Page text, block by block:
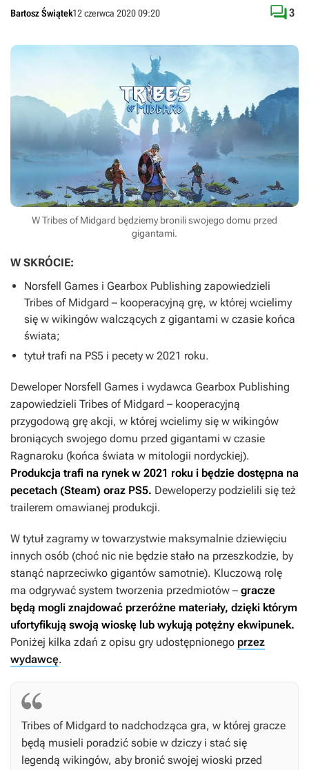
Bartosz Świątek12 czerwca 2020 09:20 3
W Tribes of Midgard będziemy bronili swojego domu przed
gigantami.
W SKRÓCIE:
Norsfell Games i Gearbox Publishing zapowiedzieli
Tribes of Midgard – kooperacyjną grę, w której wcielimy
się w wikingów walczących z gigantami w czasie końca
świata;
tytuł trafi na PS5 i pecety w 2021 roku.
Deweloper Norsfell Games i wydawca Gearbox Publishing
zapowiedzieli Tribes of Midgard – kooperacyjną
przygodową grę akcji, w której wcielimy się w wikingów
broniących swojego domu przed gigantami w czasie
Ragnaroku (końca świata w mitologii nordyckiej).
Produkcja trafi na rynek w 2021 roku i będzie dostępna na
pecetach (Steam) oraz PS5. Deweloperzy podzielili się też
trailerem omawianej produkcji.
W tytuł zagramy w towarzystwie maksymalnie dziewięciu
innych osób (choć nic nie będzie stało na przeszkodzie, by
stanąć naprzeciwko gigantów samotnie). Kluczową rolę
ma odgrywać system tworzenia przedmiotów – gracze
będą mogli znajdować przeróżne materiały, dzięki którym
ufortyfikują swoją wioskę lub wykują potężny ekwipunek.
Poniżej kilka zdań z opisu gry udostępnionego przez
wydawcę.
Tribes of Midgard to nadchodząca gra, w której gracze
będą musieli poradzić sobie w dziczy i stać się
legendą wikingów, aby bronić swojej wioski przed